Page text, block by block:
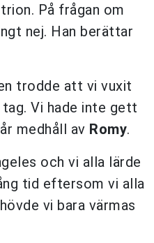
På frågan om
nej. Han berättar
trodde att vi vuxit
Vi hade inte gett
medhåll av Romy.
och vi alla lärde
tid eftersom vi alla
vi bara värmas